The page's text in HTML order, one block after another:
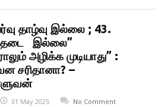
தாழ்வு இல்லை ; 43.
தடை இல்லை”
அழிக்க முடியாது” :
சரிதானா? –
31 May 2025 No Comment